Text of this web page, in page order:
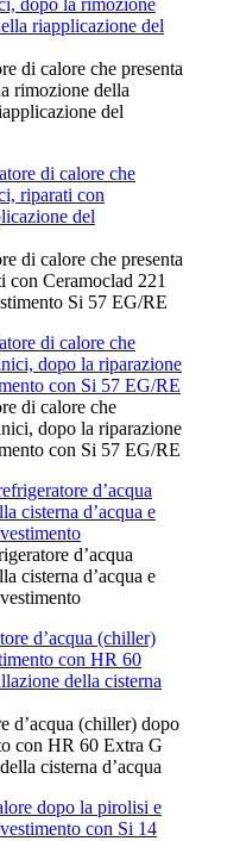
di calore che presenta
rimozione della
del
di calore che presenta
con Ceramoclad 221
Si 57 EG/RE
di calore che
dopo la riparazione
con Si 57 EG/RE
d’acqua
cisterna d’acqua e
d’acqua (chiller) dopo
con HR 60 Extra G
cisterna d’acqua